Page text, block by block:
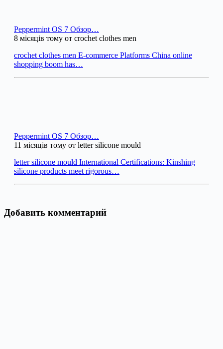
Peppermint OS 7 Обзор…
8 місяців тому от crochet clothes men
crochet clothes men E-commerce Platforms China online
shopping boom has…
Peppermint OS 7 Обзор…
11 місяців тому от letter silicone mould
letter silicone mould International Certifications: Kinshing
silicone products meet rigorous…
Добавить комментарий